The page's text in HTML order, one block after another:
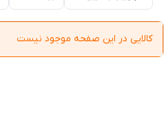
کالایی در این صفحه موجود نیست